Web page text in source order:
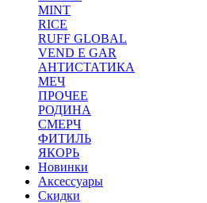
MINT
RICE
RUFF GLOBAL
VEND E GAR
АНТИСТАТИКА
МЕЧ
ПРОЧЕЕ
РОДИНА
СМЕРЧ
ФИТИЛЬ
ЯКОРЬ
Новинки
Аксессуары
Скидки